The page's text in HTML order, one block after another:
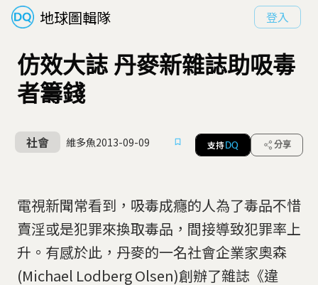
地球圖輯隊 登入
仿效大誌 丹麥新雜誌助吸毒
者籌錢
社會 維多魚2013-09-09 支持 DQ 分享
電視新聞常看到，吸毒成癮的人為了毒品不惜
賣淫或是犯罪來換取毒品，間接導致犯罪率上
升。有感於此，丹麥的一名社會企業家奧森
(Michael Lodberg Olsen)創辦了雜誌《違